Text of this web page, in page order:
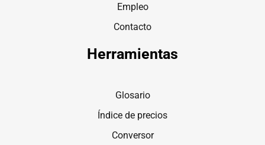
Empleo
Contacto
Herramientas
Glosario
Índice de precios
Conversor